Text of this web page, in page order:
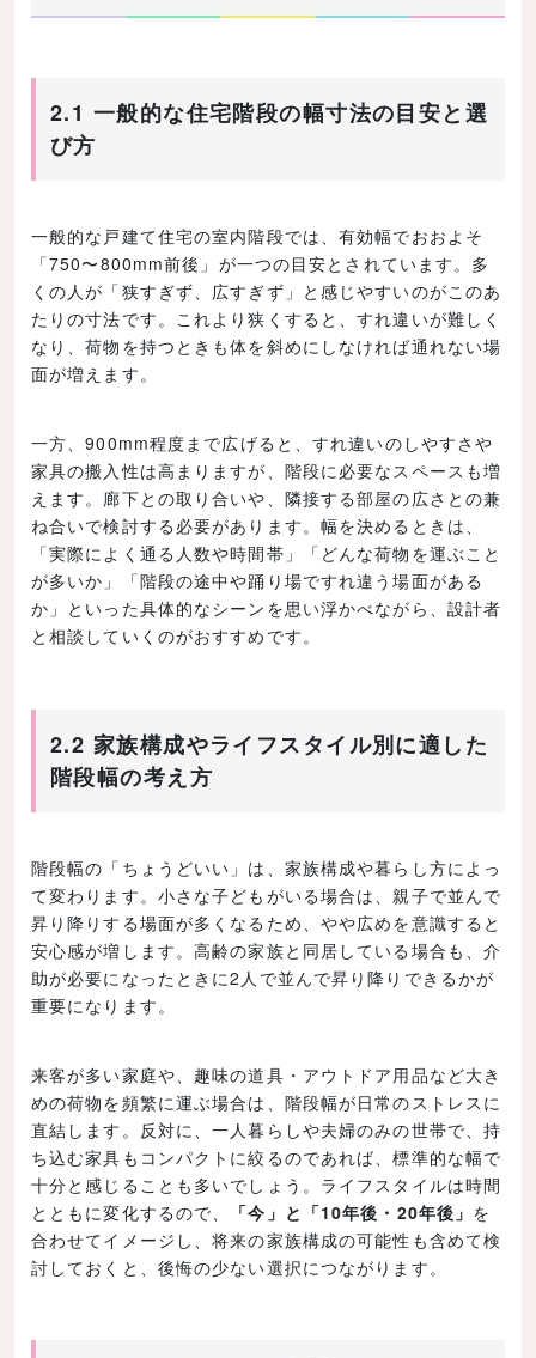
2.1 一般的な住宅階段の幅寸法の目安と選
び方
一般的な戸建て住宅の室内階段では、有効幅でおおよそ
「750〜800mm前後」が一つの目安とされています。多
くの人が「狭すぎず、広すぎず」と感じやすいのがこのあ
たりの寸法です。これより狭くすると、すれ違いが難しく
なり、荷物を持つときも体を斜めにしなければ通れない場
面が増えます。
一方、900mm程度まで広げると、すれ違いのしやすさや
家具の搬入性は高まりますが、階段に必要なスペースも増
えます。廊下との取り合いや、隣接する部屋の広さとの兼
ね合いで検討する必要があります。幅を決めるときは、
「実際によく通る人数や時間帯」「どんな荷物を運ぶこと
が多いか」「階段の途中や踊り場ですれ違う場面がある
か」といった具体的なシーンを思い浮かべながら、設計者
と相談していくのがおすすめです。
2.2 家族構成やライフスタイル別に適した
階段幅の考え方
階段幅の「ちょうどいい」は、家族構成や暮らし方によっ
て変わります。小さな子どもがいる場合は、親子で並んで
昇り降りする場面が多くなるため、やや広めを意識すると
安心感が増します。高齢の家族と同居している場合も、介
助が必要になったときに2人で並んで昇り降りできるかが
重要になります。
来客が多い家庭や、趣味の道具・アウトドア用品など大き
めの荷物を頻繁に運ぶ場合は、階段幅が日常のストレスに
直結します。反対に、一人暮らしや夫婦のみの世帯で、持
ち込む家具もコンパクトに絞るのであれば、標準的な幅で
十分と感じることも多いでしょう。ライフスタイルは時間
とともに変化するので、
「今」と「10年後・20年後」 を
合わせてイメージし、将来の家族構成の可能性も含めて検
討しておくと、後悔の少ない選択につながります。